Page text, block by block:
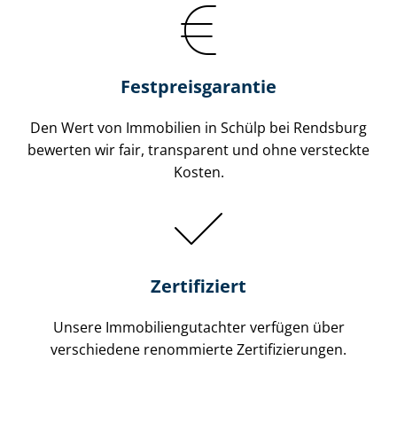
Festpreis​garantie
Den Wert von Immobilien in Schülp bei Rendsburg
bewerten wir fair, transparent und ohne versteckte
Kosten.
Zertifiziert
Unsere Immobilien­gutachter verfügen über
verschiedene renommierte Zer­ti­fi­zie­run­gen.